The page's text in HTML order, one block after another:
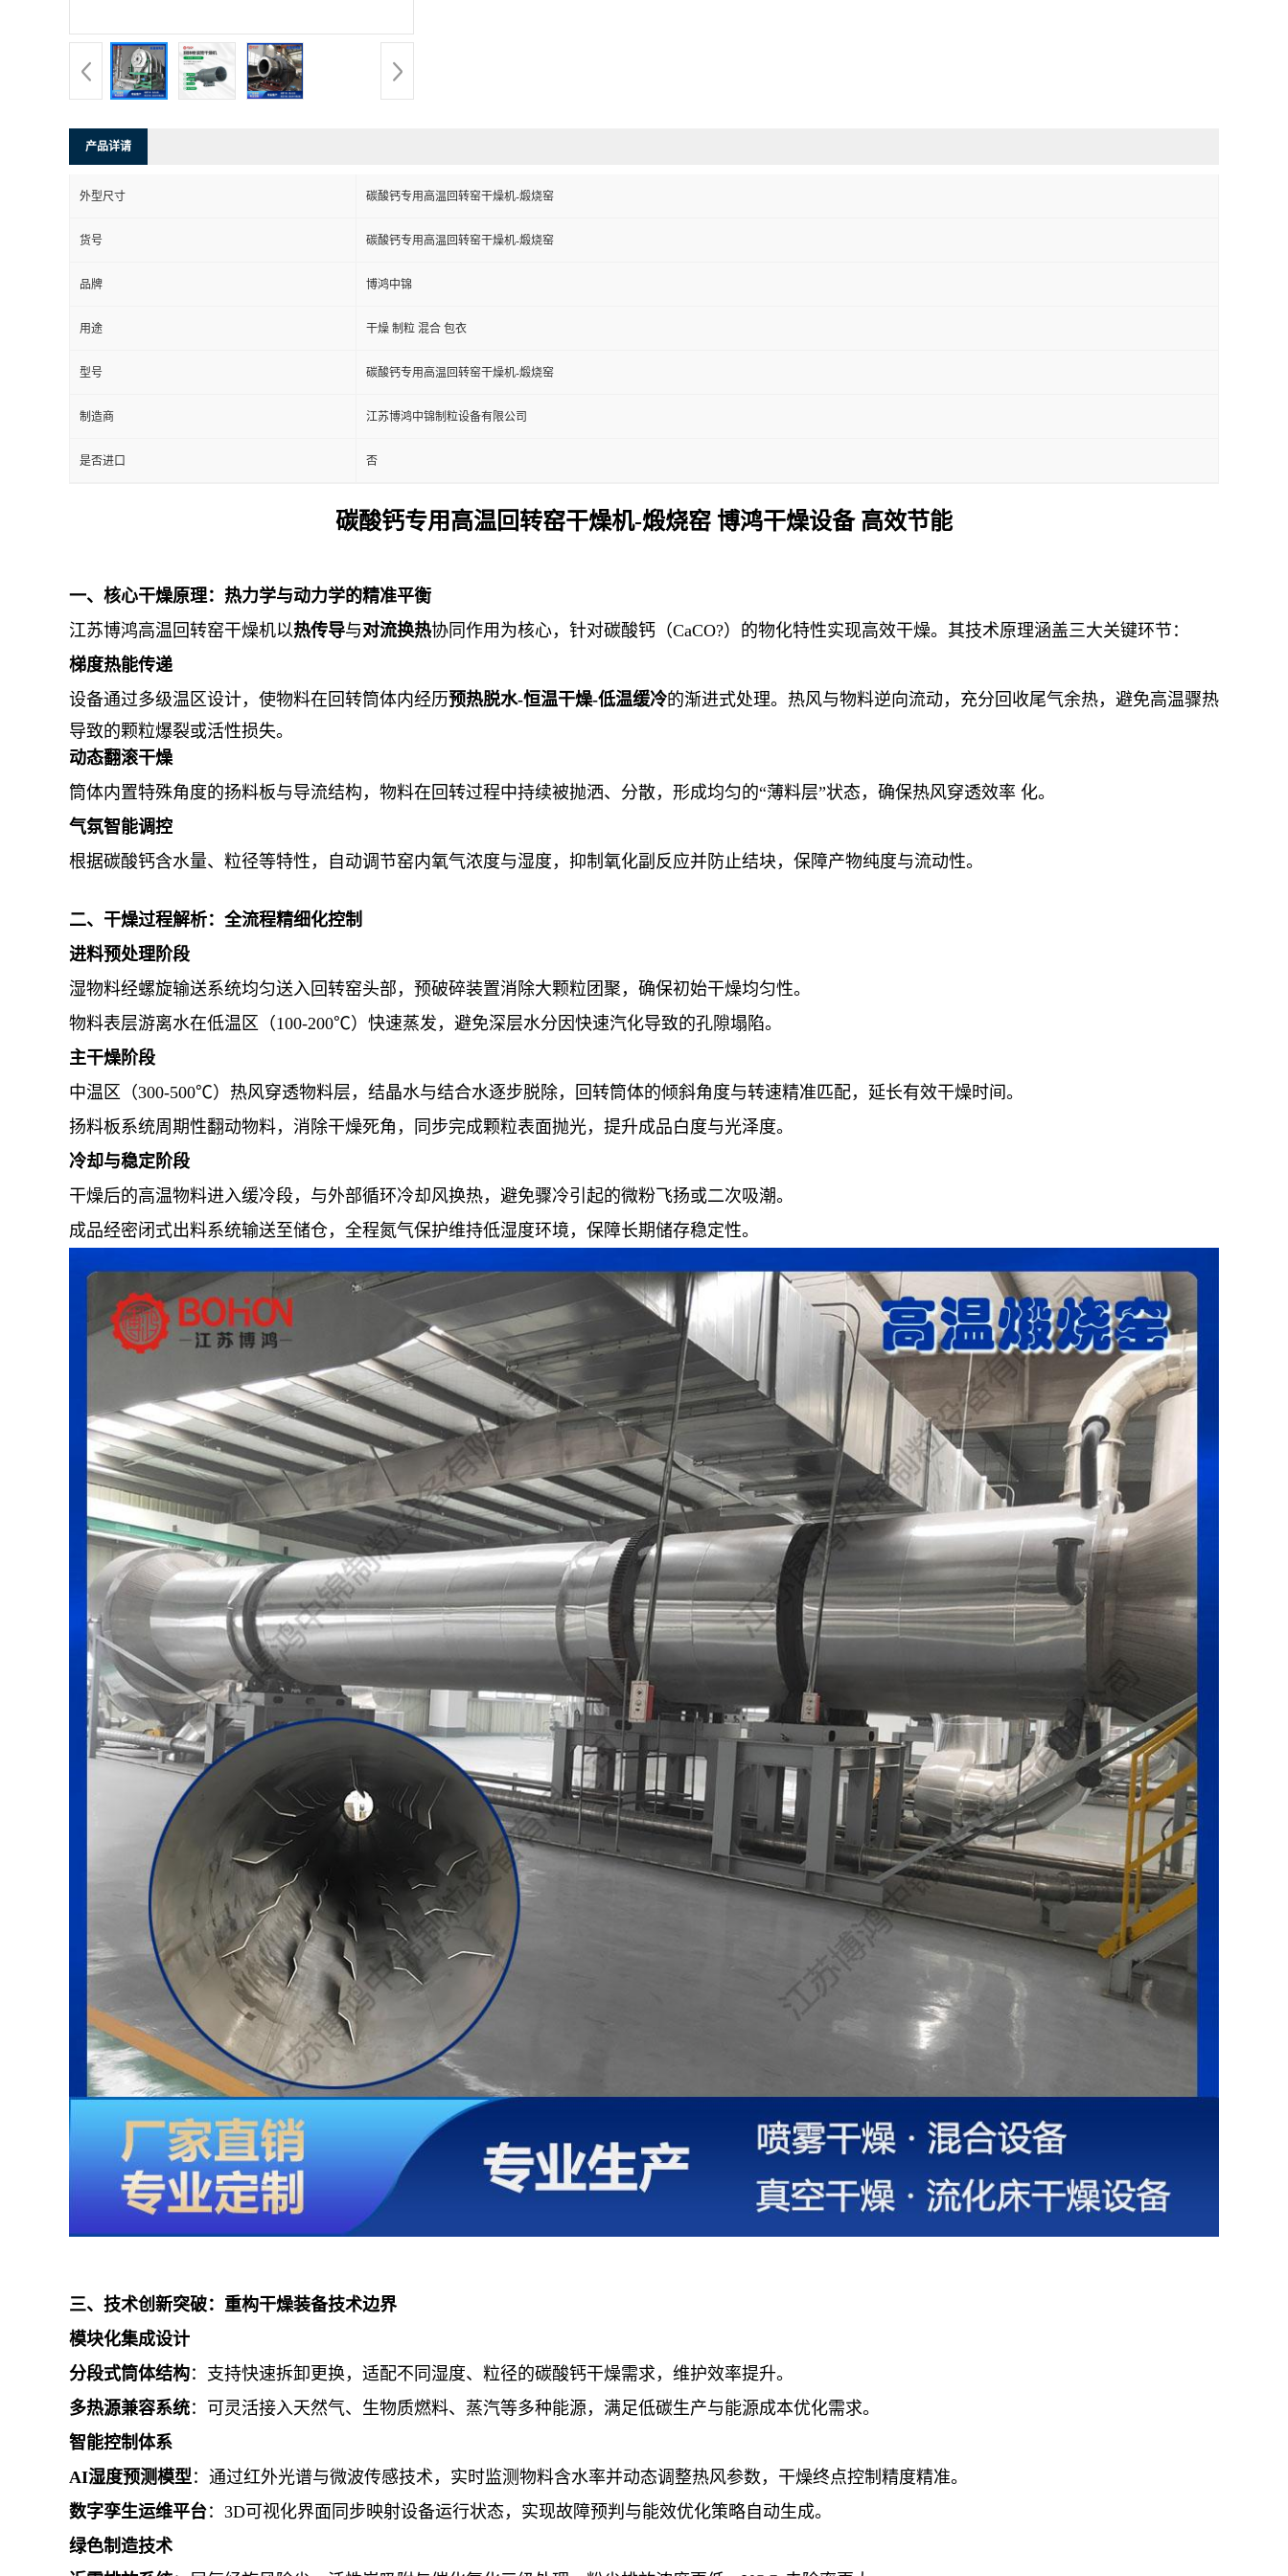
产品详请
外型尺寸 碳酸钙专用高温回转窑干燥机-煅烧窑
货号 碳酸钙专用高温回转窑干燥机-煅烧窑
品牌 博鸿中锦
用途 干燥 制粒 混合 包衣
型号 碳酸钙专用高温回转窑干燥机-煅烧窑
制造商 江苏博鸿中锦制粒设备有限公司
是否进口 否
碳酸钙专用高温回转窑干燥机-煅烧窑 博鸿干燥设备 高效节能
一、核心干燥原理：热力学与动力学的精准平衡
江苏博鸿高温回转窑干燥机以热传导与对流换热协同作用为核心，针对碳酸钙（CaCO?）的物化特性实现高效干燥。其技术原理涵盖三大关键环节：
梯度热能传递
设备通过多级温区设计，使物料在回转筒体内经历预热脱水-恒温干燥-低温缓冷的渐进式处理。热风与物料逆向流动，充分回收尾气余热，避免高温骤热
导致的颗粒爆裂或活性损失。
动态翻滚干燥
筒体内置特殊角度的扬料板与导流结构，物料在回转过程中持续被抛洒、分散，形成均匀的“薄料层”状态，确保热风穿透效率 化。
气氛智能调控
根据碳酸钙含水量、粒径等特性，自动调节窑内氧气浓度与湿度，抑制氧化副反应并防止结块，保障产物纯度与流动性。
二、干燥过程解析：全流程精细化控制
进料预处理阶段
湿物料经螺旋输送系统均匀送入回转窑头部，预破碎装置消除大颗粒团聚，确保初始干燥均匀性。
物料表层游离水在低温区（100-200℃）快速蒸发，避免深层水分因快速汽化导致的孔隙塌陷。
主干燥阶段
中温区（300-500℃）热风穿透物料层，结晶水与结合水逐步脱除，回转筒体的倾斜角度与转速精准匹配，延长有效干燥时间。
扬料板系统周期性翻动物料，消除干燥死角，同步完成颗粒表面抛光，提升成品白度与光泽度。
冷却与稳定阶段
干燥后的高温物料进入缓冷段，与外部循环冷却风换热，避免骤冷引起的微粉飞扬或二次吸潮。
成品经密闭式出料系统输送至储仓，全程氮气保护维持低湿度环境，保障长期储存稳定性。
三、技术创新突破：重构干燥装备技术边界
模块化集成设计
分段式筒体结构：支持快速拆卸更换，适配不同湿度、粒径的碳酸钙干燥需求，维护效率提升。
多热源兼容系统：可灵活接入天然气、生物质燃料、蒸汽等多种能源，满足低碳生产与能源成本优化需求。
智能控制体系
AI湿度预测模型：通过红外光谱与微波传感技术，实时监测物料含水率并动态调整热风参数，干燥终点控制精度精准。
数字孪生运维平台：3D可视化界面同步映射设备运行状态，实现故障预判与能效优化策略自动生成。
绿色制造技术